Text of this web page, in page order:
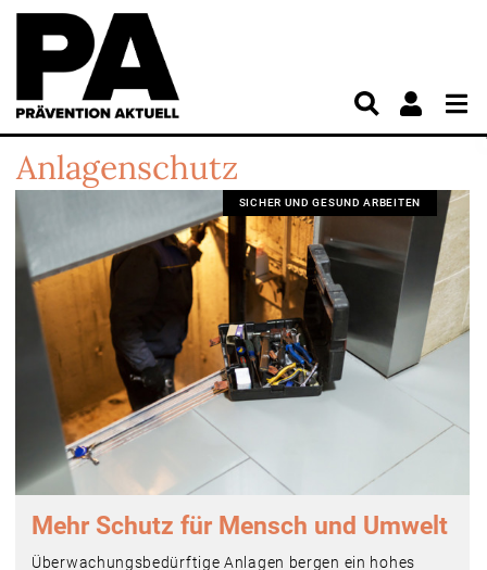
Anlagenschutz
SICHER UND GESUND ARBEITEN
Mehr Schutz für Mensch und Umwelt
Überwachungsbedürftige Anlagen bergen ein hohes